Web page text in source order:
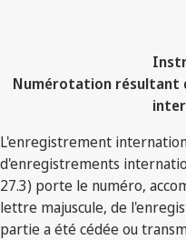
Numérotation résultant
L'enregistrement
d'enregistrements
27.3) porte le numéro,
lettre majuscule, de
partie a été cédée ou